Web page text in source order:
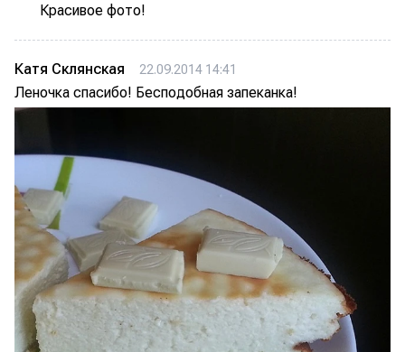
Красивое фото!
Катя Склянская 22.09.2014 14:41
Леночка спасибо! Бесподобная запеканка!